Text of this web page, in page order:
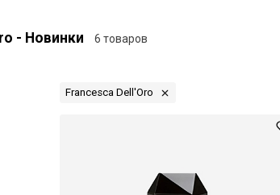
- Новинки 6 товаров
Francesca Dell'Oro